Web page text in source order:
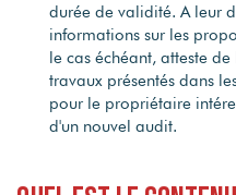
durée de validité. A leur
informations sur les
le cas échéant, atteste
travaux présentés dans
pour le propriétaire
d'un nouvel audit.